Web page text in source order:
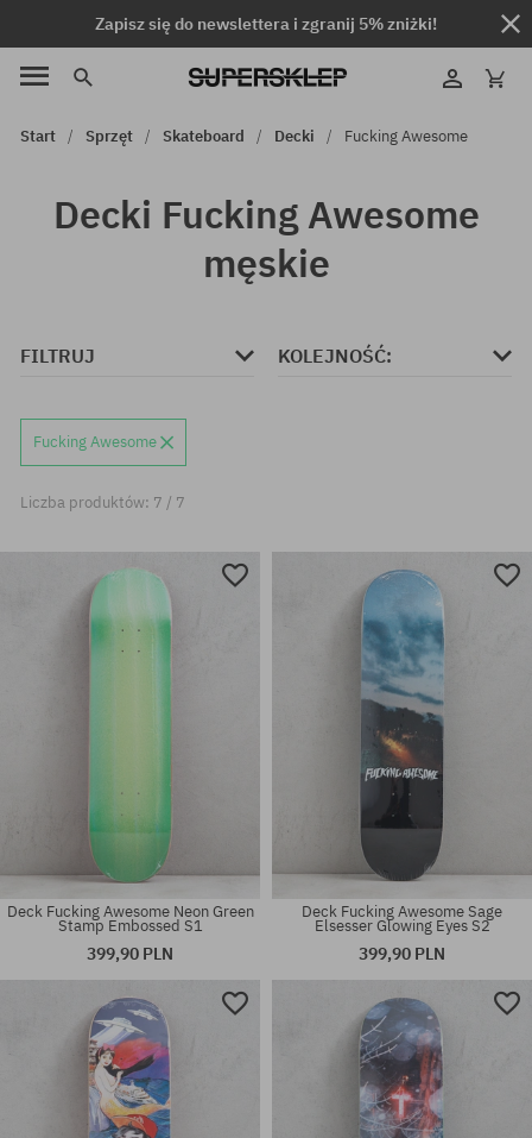
Zapisz się do newslettera i zgranij 5% zniżki!
Start Sprzęt Skateboard Decki Fucking Awesome
Decki Fucking Awesome
męskie
FILTRUJ KOLEJNOŚĆ:
Fucking Awesome
Liczba produktów: 7 / 7
Deck Fucking Awesome Neon Green
Stamp Embossed S1
399,90 PLN
Deck Fucking Awesome Sage
Elsesser Glowing Eyes S2
399,90 PLN